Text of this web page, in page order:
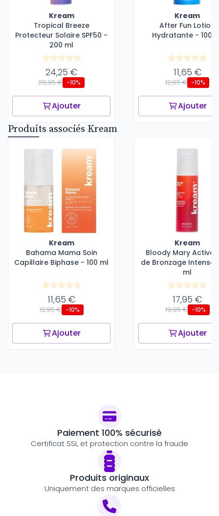
Kream
Tropical Breeze
Protecteur Solaire SPF50 -
200 ml
24,25 €
26,95 € -10%
Ajouter
Kream
After Fun Lotion
Hydratante - 100
11,65 €
12,95 € -10%
Ajouter
Produits associés Kream
Kream
Bahama Mama Soin
Capillaire Biphase - 100 ml
11,65 €
12,95 € -10%
Ajouter
Kream
Bloody Mary
de Bronzage Intense
ml
17,95 €
19,95 € -10%
Ajouter
Paiement 100% sécurisé
Certificat SSL et protection contre la fraude
Produits originaux
Uniquement des marques officielles